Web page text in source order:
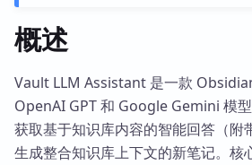
概述
Vault LLM Assistant 是一款
OpenAI GPT 和 Google Gemini 模
获取基于知识库内容的智能回答（附
生成整合知识库上下文的新笔记。核